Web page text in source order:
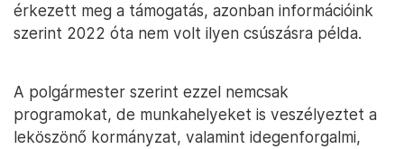
érkezett meg a támogatás, azonban információink
szerint 2022 óta nem volt ilyen csúszásra példa.
A polgármester szerint ezzel nemcsak
programokat, de munkahelyeket is veszélyeztet a
leköszönő kormányzat, valamint idegenforgalmi,